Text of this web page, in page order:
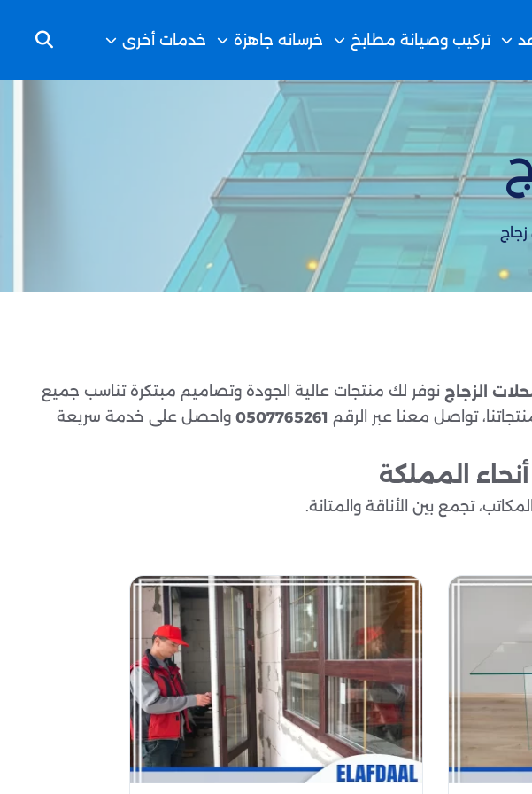
تركيب وصيانة مطابخ خرسانه جاهزة خدمات أخرى
الزجاج نوفر لك منتجات عالية الجودة وتصاميم مبتكرة تناسب جميع
تواصل معنا عبر الرقم 0507765261 واحصل على خدمة سريعة
المملكة
تجمع بين الأناقة والمتانة.
والصوت، لتوفير الراحة والأمان.
التجارية مع دقة عالية في القياس والقص.
لتقديم لمسة جمالية وعملية للمكان.
التي تتطلب أماناً عالياً.
داخل المنازل والمكاتب.
والحفاظ على الشكل النهائي والمتانة.
والاحتياجات الخاصة بالعملاء.
وإضفاء طابع عصري على المكان.
المناسب والتصميم الأمثل لكل مكان.
عالية دون التأثير على جودة التركيب.